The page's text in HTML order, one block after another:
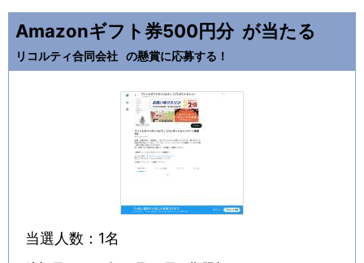
Amazonギフト券500円分 が当たる
リコルティ合同会社 の懸賞に応募する！
当選人数：1名